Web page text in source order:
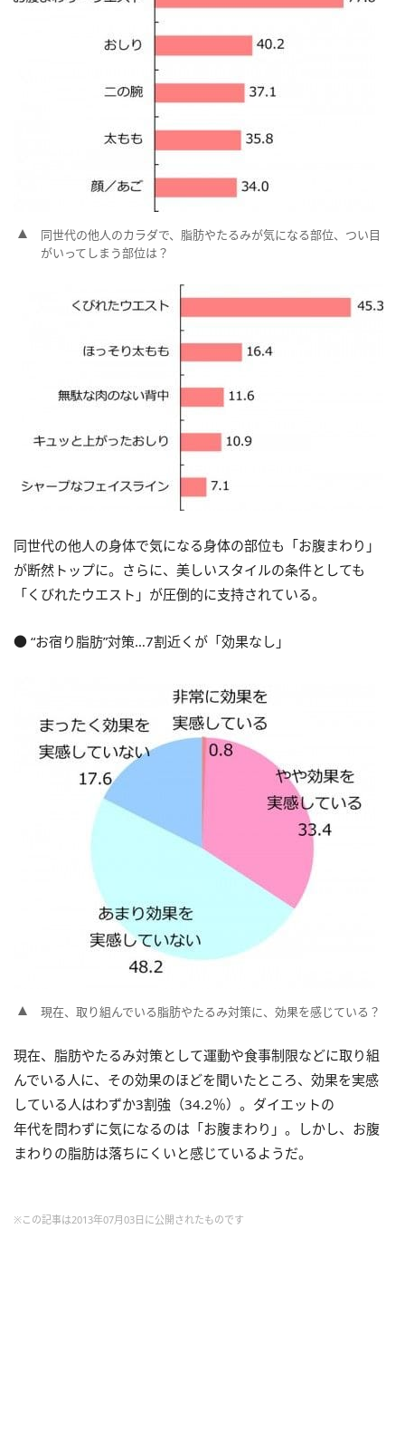
同世代の他人のカラダで、脂肪やたるみが気になる部位、つい目
がいってしまう部位は？
同世代の他人の身体で気になる身体の部位も「お腹まわり」
が断然トップに。さらに、美しいスタイルの条件としても
「くびれたウエスト」が圧倒的に支持されている。
● “お宿り脂肪”対策…7割近くが「効果なし」
現在、取り組んでいる脂肪やたるみ対策に、効果を感じている？
現在、脂肪やたるみ対策として運動や食事制限などに取り組
んでいる人に、その効果のほどを聞いたところ、効果を実感
している人はわずか3割強（34.2％）。ダイエットの
年代を問わずに気になるのは「お腹まわり」。しかし、お腹
まわりの脂肪は落ちにくいと感じているようだ。
※この記事は2013年07月03日に公開されたものです